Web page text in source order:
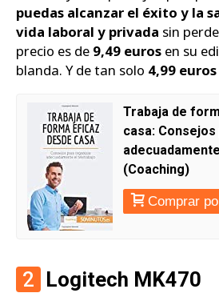
puedas alcanzar el éxito y la
vida laboral y privada sin
precio es de 9,49 euros en su
blanda. Y de tan solo 4,99 euros
Trabaja de
casa:
(Coaching)
Comprar
2 Logitech MK470